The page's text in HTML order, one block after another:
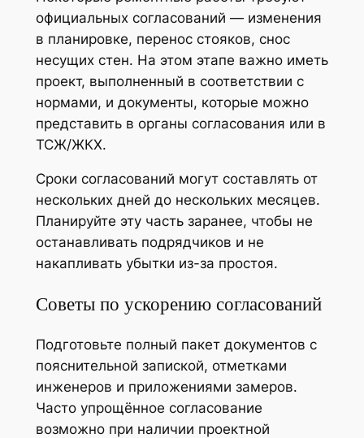
официальных согласований — изменения
в планировке, перенос стояков, снос
несущих стен. На этом этапе важно иметь
проект, выполненный в соответствии с
нормами, и документы, которые можно
представить в органы согласования или в
ТСЖ/ЖКХ.
Сроки согласований могут составлять от
нескольких дней до нескольких месяцев.
Планируйте эту часть заранее, чтобы не
останавливать подрядчиков и не
накапливать убытки из-за простоя.
Советы по ускорению согласований
Подготовьте полный пакет документов с
пояснительной запиской, отметками
инженеров и приложениями замеров.
Часто упрощённое согласование
возможно при наличии проектной